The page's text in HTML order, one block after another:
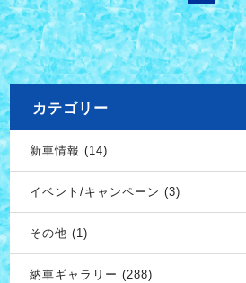
カテゴリー
新車情報 (14)
イベント/キャンペーン (3)
その他 (1)
納車ギャラリー (288)